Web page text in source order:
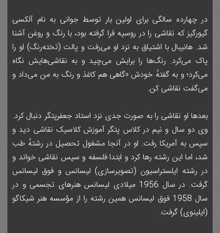
در چهارده سالگی برای اولین بار توسط جوانی به نام آلکسی
گیورگیز که نقاشی را در روسیه فرا گرفته بود، با رنگ و روغن آشنا
شد. هانیبال با اشتیاق به نزد او می‌رفت و پالت (تخته‌رنگ) او را
پاک می‌کرد. رنگ‌ها را برایش می‌چید و به نقاشی‌هایش نگاه
می‌کرد؛ و به گفتهٔ خودش «گاهی هم کاغذ و رنگ به من می‌داد و
می‌گفت نقاشی کن.
بعدها او نقاشی را به صورت جدی نزد استاد جعفرپتگر دنبال کرد.
وی دو سال و نیم در کلاس پتگر آموزش کلاسیک نقاشی دید و
سپس به آمریکا رفت. او در آنجا مشغول تحصیل در رشتهٔ طب
شد، اما این رشته رها کرد و ابتدا فلسفه و سپس نقاشی خواند و
در رشته ایلستراسیون (تصویرسازی) لیسانس و فوق لیسانس
گرفت. در سال ۱۹۵۶ میلادی لیسانس هنرهای تجسمی و در
سال ۱۹۵۸ فوق لیسانس همین رشته را از مؤسسه هنر شیکاگو
(ایلینوی) گرفت.